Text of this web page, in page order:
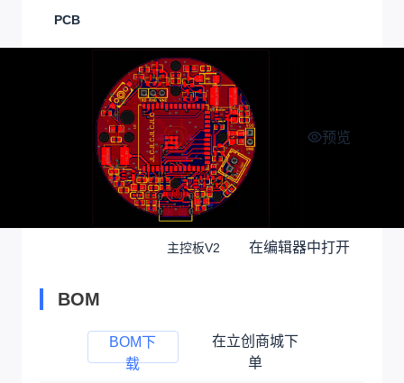
PCB
预览
主控板V2 在编辑器中打开
BOM
BOM下
载
在立创商城下
单